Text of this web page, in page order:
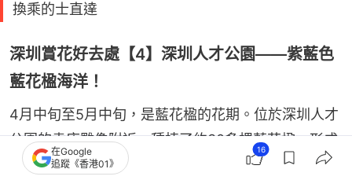
換乘的士直達
深圳賞花好去處【4】深圳人才公園——紫藍色
藍花楹海洋！
4月中旬至5月中旬，是藍花楹的花期。位於深圳人才
公園的袁庚雕像附近，種植了約30多棵藍花楹，形成
一片紫藍色的海洋。除了在樹下仰拍，另一個推介的
在Google
追蹤《香港01》
16